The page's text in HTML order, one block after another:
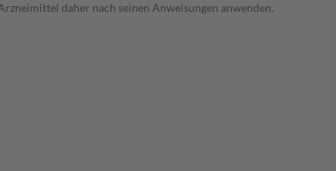
daher nach seinen Anweisungen anwenden.